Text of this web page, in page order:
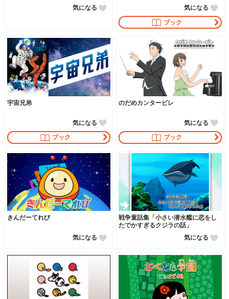
気になる
ブック
気になる
宇宙兄弟
ブック
気になる
のだめカンタービレ
ブック
気になる
きんだーてれび
気になる
戦争童話集「小さい潜水艦に恋をし
たでかすぎるクジラの話」
気になる